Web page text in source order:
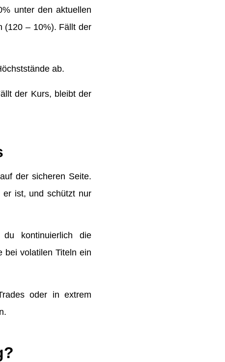
unter den aktuellen
(120 – 10%). Fällt der
ab.
der Kurs, bleibt der
der sicheren Seite.
ist, und schützt nur
kontinuierlich die
bei volatilen Titeln ein
oder in extrem